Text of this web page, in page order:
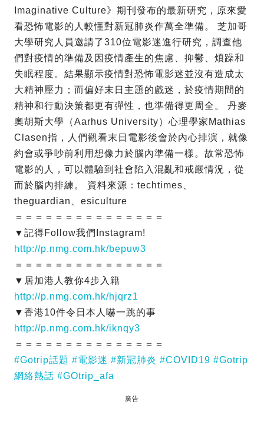
Imaginative Culture》期刊發布的最新研究，原來愛
看恐怖電影的人較懂對新冠肺炎作萬全準備。 芝加哥
大學研究人員邀請了310位電影迷進行研究，調查他
們對疫情的準備及因疫情產生的焦慮、抑鬱、煩躁和
失眠程度。結果顯示疫情對恐怖電影迷並沒有造成太
大精神壓力；而偏好末日主題的戲迷，於疫情期間的
精神和行動決策都更有彈性，也準備得更周全。 丹麥
奧胡斯大學（Aarhus University）心理學家Mathias
Clasen指，人們觀看末日電影後會於內心排演，就像
約會或爭吵前利用想像力於腦內準備一樣。故常恐怖
電影的人，可以體驗到社會陷入混亂和戒嚴情況，從
而於腦內排練。 資料來源：techtimes、
theguardian、esiculture
＝＝＝＝＝＝＝＝＝＝＝＝＝＝＝
▼記得Follow我們Instagram!
http://p.nmg.com.hk/bepuw3
＝＝＝＝＝＝＝＝＝＝＝＝＝＝＝
▼居加港人教你4步入籍
http://p.nmg.com.hk/hjqrz1
▼香港10件令日本人嚇一跳的事
http://p.nmg.com.hk/iknqy3
＝＝＝＝＝＝＝＝＝＝＝＝＝＝＝
#Gotrip話題 #電影迷 #新冠肺炎 #COVID19 #Gotrip
網絡熱話 #GOtrip_afa
廣告